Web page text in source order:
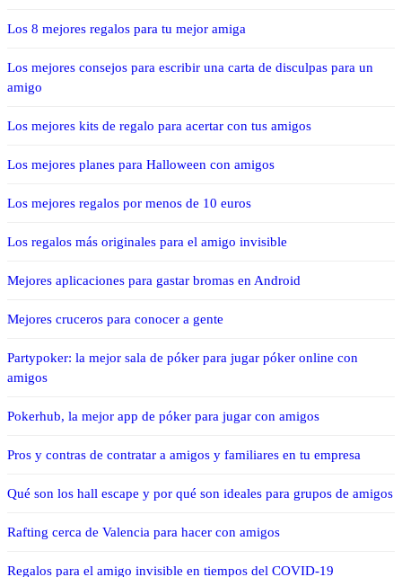
Los 8 mejores regalos para tu mejor amiga
Los mejores consejos para escribir una carta de disculpas para un
amigo
Los mejores kits de regalo para acertar con tus amigos
Los mejores planes para Halloween con amigos
Los mejores regalos por menos de 10 euros
Los regalos más originales para el amigo invisible
Mejores aplicaciones para gastar bromas en Android
Mejores cruceros para conocer a gente
Partypoker: la mejor sala de póker para jugar póker online con
amigos
Pokerhub, la mejor app de póker para jugar con amigos
Pros y contras de contratar a amigos y familiares en tu empresa
Qué son los hall escape y por qué son ideales para grupos de amigos
Rafting cerca de Valencia para hacer con amigos
Regalos para el amigo invisible en tiempos del COVID-19